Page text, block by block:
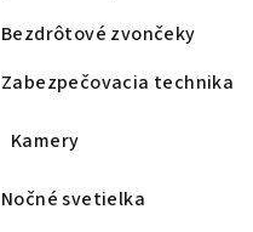
Bezdrôtové zvončeky
Zabezpečovacia technika
Kamery
Nočné svetielka